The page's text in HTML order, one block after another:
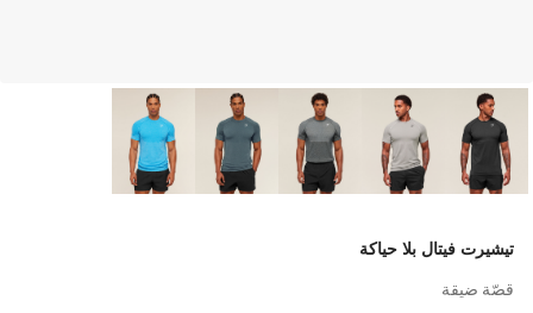
تيشيرت فيتال بلا حياكة
قصّة ضيقة